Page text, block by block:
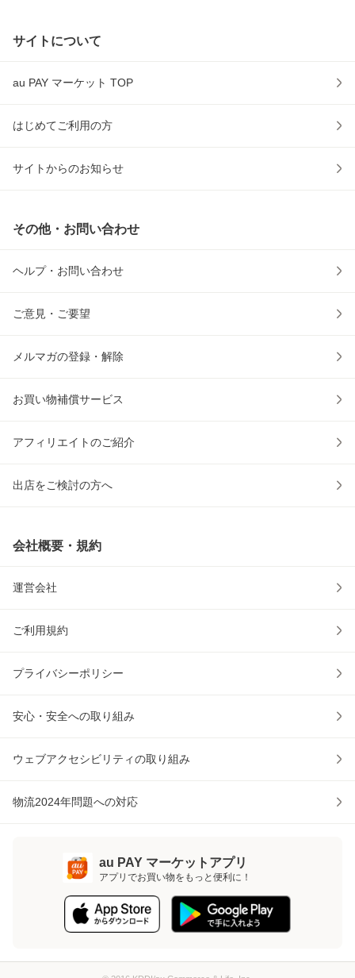
サイトについて
au PAY マーケット TOP
はじめてご利用の方
サイトからのお知らせ
その他・お問い合わせ
ヘルプ・お問い合わせ
ご意見・ご要望
メルマガの登録・解除
お買い物補償サービス
アフィリエイトのご紹介
出店をご検討の方へ
会社概要・規約
運営会社
ご利用規約
プライバシーポリシー
安心・安全への取り組み
ウェブアクセシビリティの取り組み
物流2024年問題への対応
au PAY マーケットアプリ
アプリでお買い物をもっと便利に！